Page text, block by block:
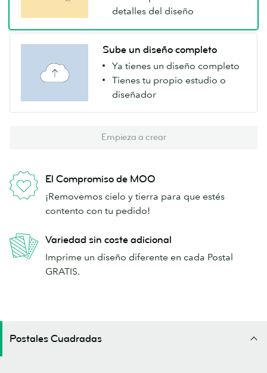
detalles del diseño
Sube un diseño completo
Ya tienes un diseño completo
Tienes tu propio estudio o
diseñador
Empieza a crear
El Compromiso de MOO
¡Removemos cielo y tierra para que estés
contento con tu pedido!
Variedad sin coste adicional
Imprime un diseño diferente en cada Postal
GRATIS.
Postales Cuadradas